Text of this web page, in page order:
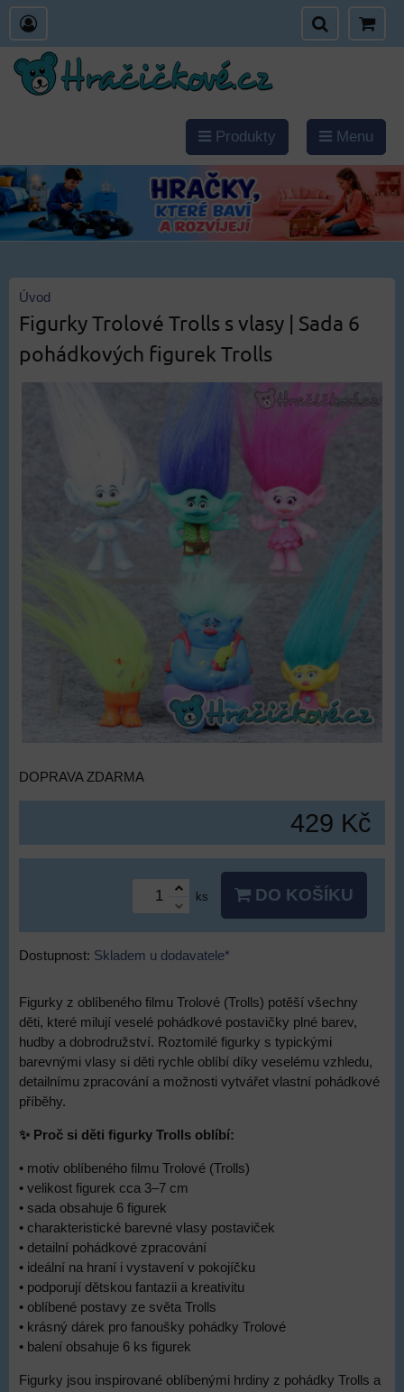
Produkty Menu
Úvod
Figurky Trolové Trolls s vlasy | Sada 6
pohádkových figurek Trolls
DOPRAVA ZDARMA
429 Kč
ks DO KOŠÍKU
Dostupnost: Skladem u dodavatele*
Figurky z oblíbeného filmu Trolové (Trolls) potěší všechny
děti, které milují veselé pohádkové postavičky plné barev,
hudby a dobrodružství. Roztomilé figurky s typickými
barevnými vlasy si děti rychle oblíbí díky veselému vzhledu,
detailnímu zpracování a možnosti vytvářet vlastní pohádkové
příběhy.
✨ Proč si děti figurky Trolls oblíbí:
• motiv oblíbeného filmu Trolové (Trolls)
• velikost figurek cca 3–7 cm
• sada obsahuje 6 figurek
• charakteristické barevné vlasy postaviček
• detailní pohádkové zpracování
• ideální na hraní i vystavení v pokojíčku
• podporují dětskou fantazii a kreativitu
• oblíbené postavy ze světa Trolls
• krásný dárek pro fanoušky pohádky Trolové
• balení obsahuje 6 ks figurek
Figurky jsou inspirované oblíbenými hrdiny z pohádky Trolls a